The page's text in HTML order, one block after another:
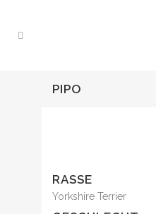
PIPO
RASSE
Yorkshire Terrier